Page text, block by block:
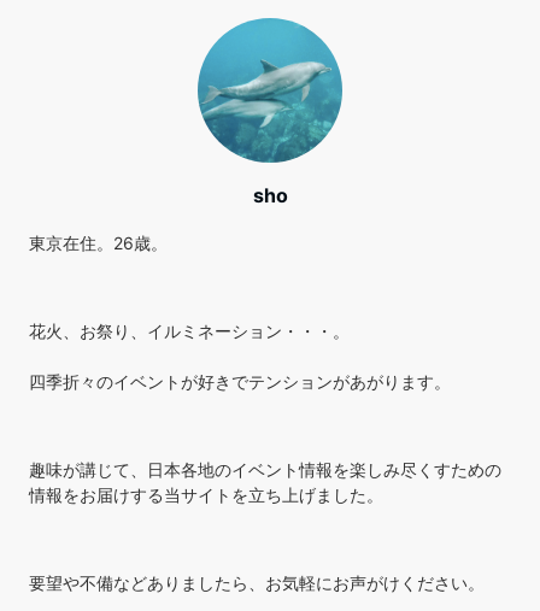
sho
東京在住。26歳。
花火、お祭り、イルミネーション・・・。
四季折々のイベントが好きでテンションがあがります。
趣味が講じて、日本各地のイベント情報を楽しみ尽くすための
情報をお届けする当サイトを立ち上げました。
要望や不備などありましたら、お気軽にお声がけください。